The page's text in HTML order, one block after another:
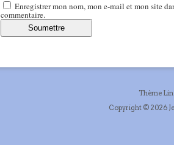
Enregistrer mon nom, mon e-mail et mon site
commentaire.
Thème
Copyright © 2026